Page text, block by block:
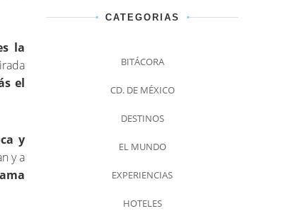
la
el
y
y a
CATEGORIAS
BITÁCORA
CD. DE MÉXICO
DESTINOS
EL MUNDO
EXPERIENCIAS
HOTELES